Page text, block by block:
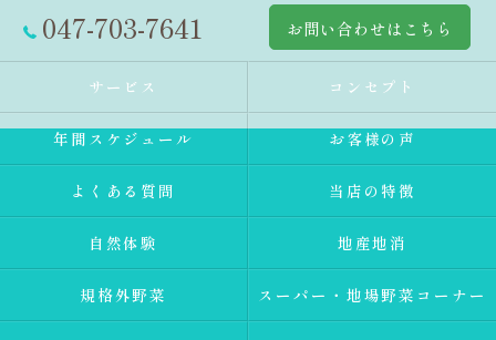
047-703-7641 お問い合わせはこちら
サービス コンセプト
年間スケジュール お客様の声
よくある質問 当店の特徴
自然体験 地産地消
規格外野菜 スーパー・地場野菜コーナー